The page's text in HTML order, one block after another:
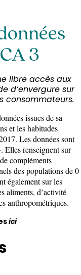
3
libre accès aux
d’envergure sur
consommateurs.
issues de sa
et les habitudes
Les données sont
Elles renseignent sur
compléments
des populations de 0
également sur les
aliments, d’activité
anthropométriques.
ici